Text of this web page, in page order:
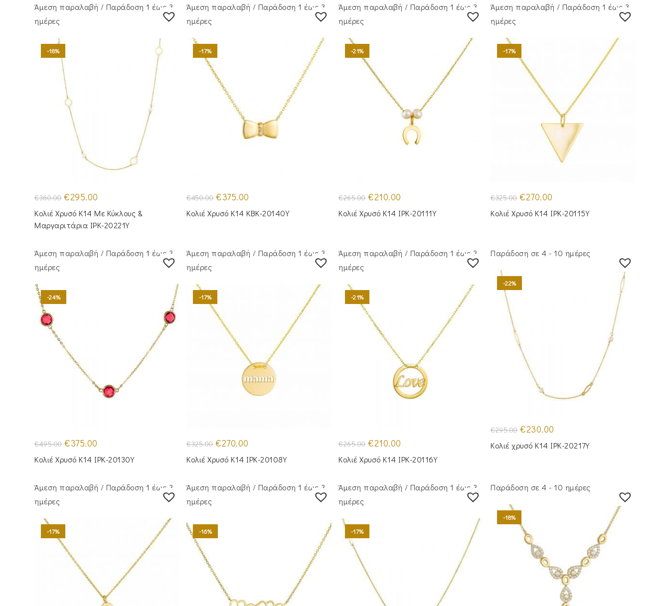
Άμεση παραλαβή / Παράδoση 1 έως 3
ημέρες
-18%
€360.00 Original
price
was:
€360.00.
€295.00
τιμή
είναι:
€295.00.
Κολιέ Χρυσό Κ14 Με Κύκλους &
Μαργαριτάρια IPK-20221Y
Άμεση παραλαβή / Παράδoση 1 έως 3
ημέρες
-17%
€450.00 Original
price
was:
€450.00.
€375.00
τιμή
είναι:
Κολιέ Χρυσό Κ14 KBK-20140Y
Άμεση παραλαβή / Παράδoση 1 έως 3
ημέρες
-21%
€265.00 Original
price
was:
€265.00.
€210.00
τιμή
είναι:
Κολιέ Χρυσό Κ14 IPK-20111Y
Άμεση παραλαβή / Παράδoση 1 έως 3
ημέρες
-17%
€325.00 Original
price
was:
€325.00.
€270.00
τιμή
είναι:
Κολιέ Χρυσό Κ14 IPK-20115Y
Άμεση παραλαβή / Παράδoση 1 έως 3
ημέρες
-24%
€495.00 Original
price
was:
€495.00.
€375.00
τιμή
είναι:
Κολιέ Χρυσό Κ14 IPK-20130Y
Άμεση παραλαβή / Παράδoση 1 έως 3
ημέρες
-17%
€325.00 Original
price
was:
€325.00.
€270.00
τιμή
είναι:
Κολιέ Χρυσό Κ14 IPK-20108Y
Άμεση παραλαβή / Παράδoση 1 έως 3
ημέρες
-21%
€265.00 Original
price
was:
€265.00.
€210.00
τιμή
είναι:
Κολιέ Χρυσό Κ14 IPK-20116Y
Παράδοση σε 4 - 10 ημέρες
-22%
€295.00 Original
price
was:
€295.00.
€230.00
τιμή
είναι:
Κολιέ χρυσό Κ14 IPK-20217Y
Άμεση παραλαβή / Παράδoση 1 έως 3
ημέρες
-17%
Άμεση παραλαβή / Παράδoση 1 έως 3
ημέρες
-16%
Άμεση παραλαβή / Παράδoση 1 έως 3
ημέρες
-17%
Παράδοση σε 4 - 10 ημέρες
-18%